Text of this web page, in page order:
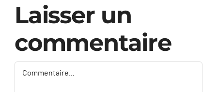
Laisser un
commentaire
Commentaire